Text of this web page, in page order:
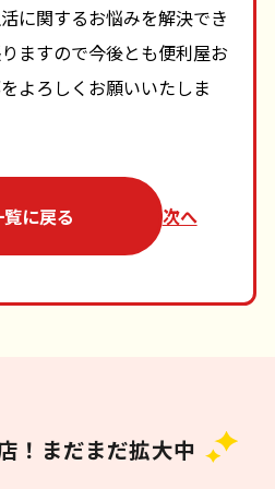
に関するお悩みを解決でき
ますので今後とも便利屋お
よろしくお願いいたしま
覧に戻る 次へ
！まだまだ拡大中